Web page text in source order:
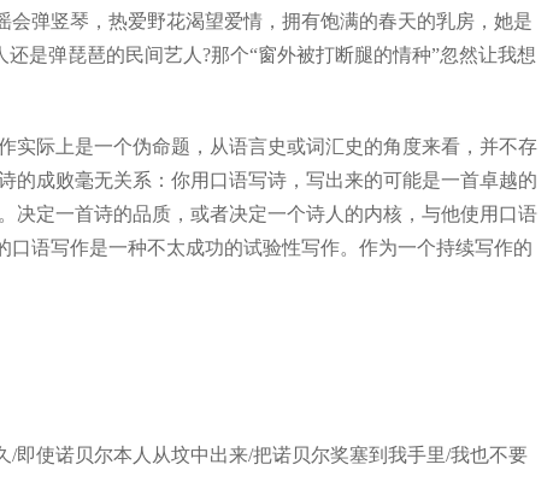
弹竖琴，热爱野花渴望爱情，拥有饱满的春天的乳房，她是
是弹琵琶的民间艺人?那个“窗外被打断腿的情种”忽然让我想
际上是一个伪命题，从语言史或词汇史的角度来看，并不存
成败毫无关系：你用口语写诗，写出来的可能是一首卓越的
决定一首诗的品质，或者决定一个诗人的内核，与他使用口语
语写作是一种不太成功的试验性写作。作为一个持续写作的
使诺贝尔本人从坟中出来/把诺贝尔奖塞到我手里/我也不要